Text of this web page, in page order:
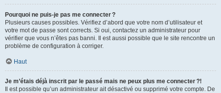
Pourquoi ne puis-je pas me connecter ?
Plusieurs causes possibles. Vérifiez d’abord que votre nom d’utilisateur et
votre mot de passe sont corrects. Si oui, contactez un administrateur pour
vérifier que vous n’êtes pas banni. Il est aussi possible que le site rencontre un
problème de configuration à corriger.
Haut
Je m’étais déjà inscrit par le passé mais ne peux plus me connecter ?!
Il est possible qu’un administrateur ait désactivé ou supprimé votre compte. De